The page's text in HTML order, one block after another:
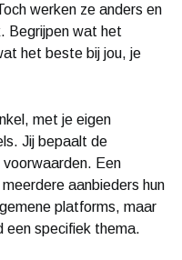
werken ze anders en
Begrijpen wat het
het beste bij jou, je
met je eigen
Jij bepaalt de
Een
aanbieders hun
platforms, maar
een specifiek thema.